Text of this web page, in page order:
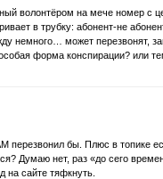
волонтёром на мече номер с
в трубку: абонент-не
немного… может перезвонят,
форма конспирации? или
бы. Плюс в топике
Думаю нет, раз «до сего
на сайте тяфкнуть.